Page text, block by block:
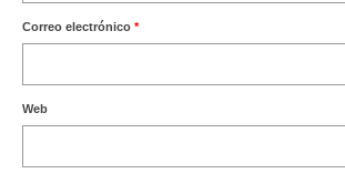
Correo electrónico *
Web